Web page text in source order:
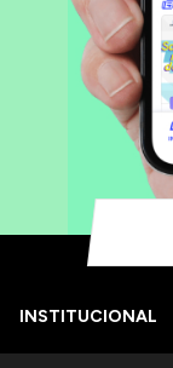
INSTITUCIONAL